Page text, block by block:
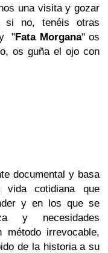
una visita y gozar
si no, tenéis otras
"Fata Morgana" os
os guña el ojo con
documental y basa
cotidiana que
y en los que se
y necesidades
irrevocable,
de la historia a su